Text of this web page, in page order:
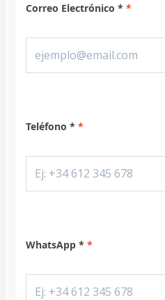
Correo Electrónico *
Teléfono *
WhatsApp *